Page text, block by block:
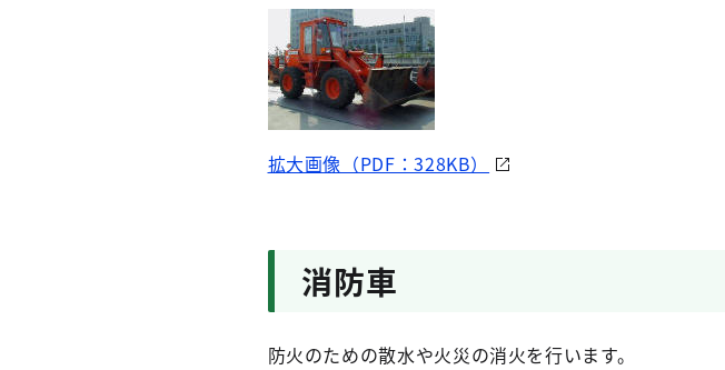
拡大画像（PDF：328KB）
消防車
防火のための散水や火災の消火を行います。